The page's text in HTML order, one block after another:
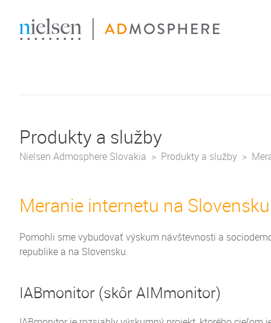
Produkty a služby
Nielsen Admosphere Slovakia Produkty a služby
Meranie internetu na
Pomohli sme vybudovať výskum návštevnosti a
republike a na Slovensku.
IABmonitor (skôr AIMmonitor)